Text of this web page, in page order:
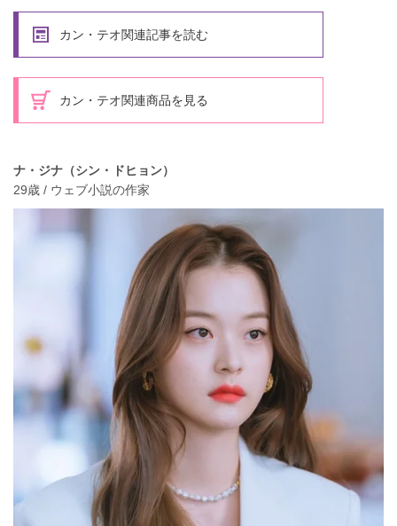
カン・テオ関連記事を読む
カン・テオ関連商品を見る
ナ・ジナ（シン・ドヒョン）
29歳 / ウェブ小説の作家